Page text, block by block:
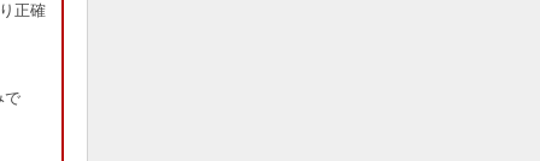
正確
で